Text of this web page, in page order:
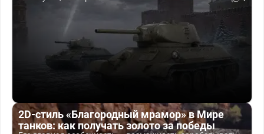
2D-стиль «Благородный мрамор» в Мире
танков: как получать золото за победы